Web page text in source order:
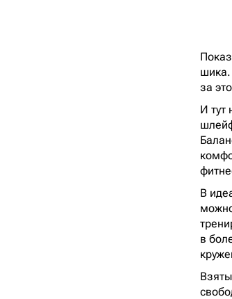
шика.
за
И тут
В
в